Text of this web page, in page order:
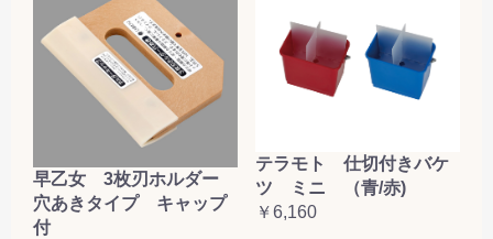
早乙女 3枚刃ホルダー
穴あきタイプ キャップ
付
テラモト 仕切付きバケ
ツ ミニ （青/赤)
￥6,160